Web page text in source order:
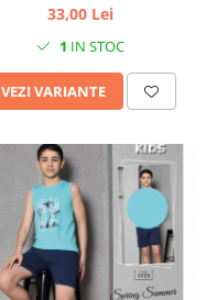
33,00 Lei
1 IN STOC
VEZI VARIANTE